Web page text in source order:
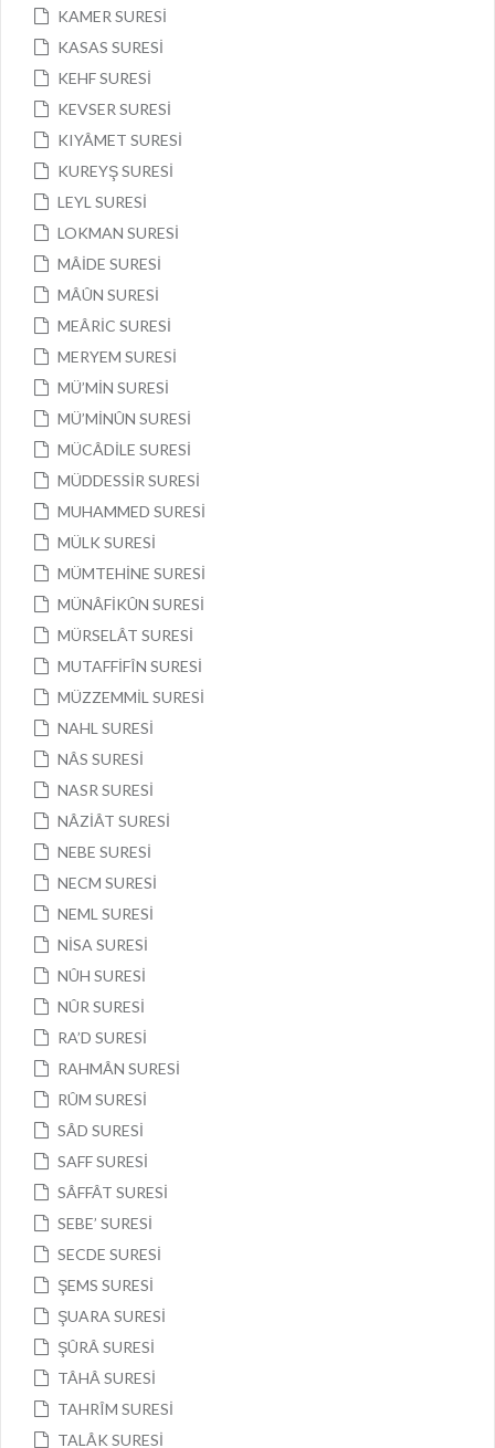
KAMER SURESİ
KASAS SURESİ
KEHF SURESİ
KEVSER SURESİ
KIYÂMET SURESİ
KUREYŞ SURESİ
LEYL SURESİ
LOKMAN SURESİ
MÂİDE SURESİ
MÂÛN SURESİ
MEÂRİC SURESİ
MERYEM SURESİ
MÜ’MİN SURESİ
MÜ’MİNÛN SURESİ
MÜCÂDİLE SURESİ
MÜDDESSİR SURESİ
MUHAMMED SURESİ
MÜLK SURESİ
MÜMTEHİNE SURESİ
MÜNÂFİKÛN SURESİ
MÜRSELÂT SURESİ
MUTAFFİFÎN SURESİ
MÜZZEMMİL SURESİ
NAHL SURESİ
NÂS SURESİ
NASR SURESİ
NÂZİÂT SURESİ
NEBE SURESİ
NECM SURESİ
NEML SURESİ
NİSA SURESİ
NÛH SURESİ
NÛR SURESİ
RA’D SURESİ
RAHMÂN SURESİ
RÛM SURESİ
SÂD SURESİ
SAFF SURESİ
SÂFFÂT SURESİ
SEBE’ SURESİ
SECDE SURESİ
ŞEMS SURESİ
ŞUARA SURESİ
ŞÛRÂ SURESİ
TÂHÂ SURESİ
TAHRÎM SURESİ
TALÂK SURESİ